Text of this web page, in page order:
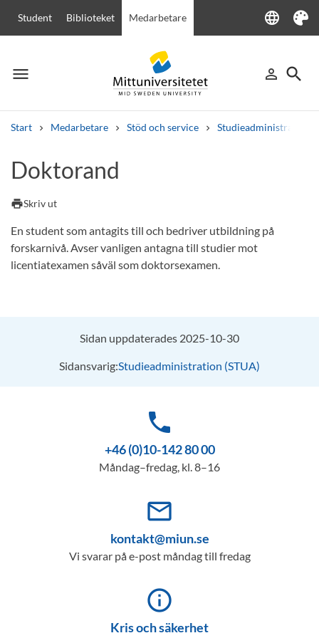
Student Biblioteket Medarbetare language
Language
Tema
menu
Meny person_outline
Logga in
search
Sök
Start Medarbetare Stöd och service Studieadministration
Andra söktjänster
Kurser och program
Doktorand
printSkriv ut
En student som antagits till och bedriver utbildning på
forskarnivå. Avser vanligen antagna till studier mot
licentiatexamen såväl som doktorsexamen.
Sidan uppdaterades 2025-10-30
Sidansvarig:Studieadministration (STUA)
phone
+46 (0)10-142 80 00
Måndag–fredag, kl. 8–16
mail_outline
kontakt@miun.se
Vi svarar på e-post måndag till fredag
info_outline
Kris och säkerhet